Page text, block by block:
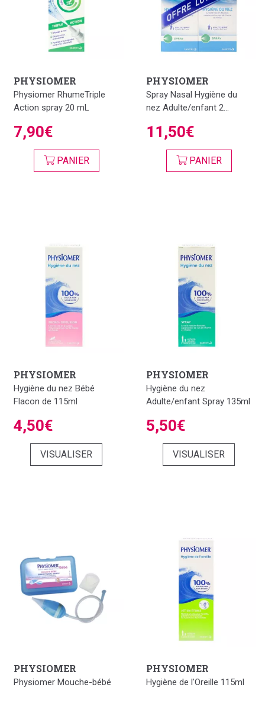
PHYSIOMER
Physiomer RhumeTriple
Action spray 20 mL
7,90€
PANIER
PHYSIOMER
Spray Nasal Hygiène du
nez Adulte/enfant 2...
11,50€
PANIER
PHYSIOMER
Hygiène du nez Bébé
Flacon de 115ml
4,50€
VISUALISER
PHYSIOMER
Hygiène du nez
Adulte/enfant Spray 135ml
5,50€
VISUALISER
PHYSIOMER
Physiomer Mouche-bébé
PHYSIOMER
Hygiène de l'Oreille 115ml